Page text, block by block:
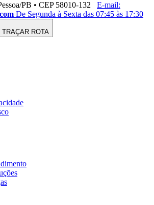
PB • CEP 58010-132
E-mail:
De Segunda à Sexta das 07:45 às 17:30
TRAÇAR ROTA